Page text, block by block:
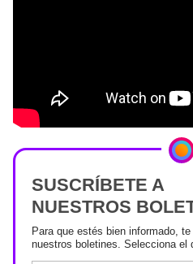
SUSCRÍBETE A
NUESTROS
Para que estés bien informado,
nuestros boletines. Selecciona el